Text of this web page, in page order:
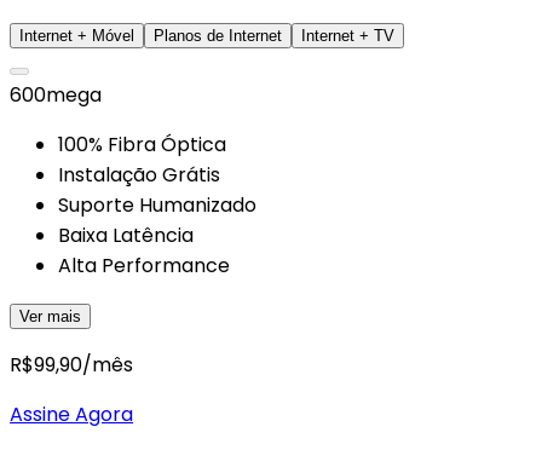
Internet + Móvel Planos de Internet Internet + TV
600mega
100% Fibra Óptica
Instalação Grátis
Suporte Humanizado
Baixa Latência
Alta Performance
Ver mais
R$99,90/mês
Assine Agora